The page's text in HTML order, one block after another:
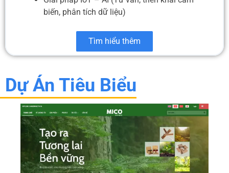
biến, phân tích dữ liệu)
Tìm hiểu thêm
Dự Án Tiêu Biểu